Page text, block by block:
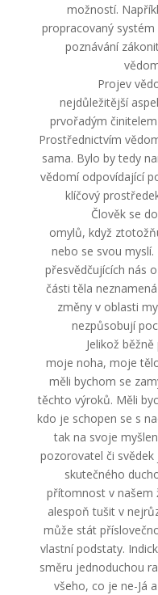
možností.
propracovaný
poznávání
Projev vědomí
nejdůležitější
prvořadým
Prostřednictvím
sama. Bylo by tedy
vědomí odpovídající
klíčový
Člověk se
omylů, když
nebo se svou
přesvědčujících nás
části těla
změny v oblasti
nezpůsobují
Jelikož běžně
moje noha, moje
měli bychom se
těchto výroků. Měli
kdo je schopen se s
tak na svoje
pozorovatel či
skutečného
přítomnost v našem
alespoň tušit v
může stát
vlastní podstaty.
směru jednoduchou
všeho, co je ne-Já